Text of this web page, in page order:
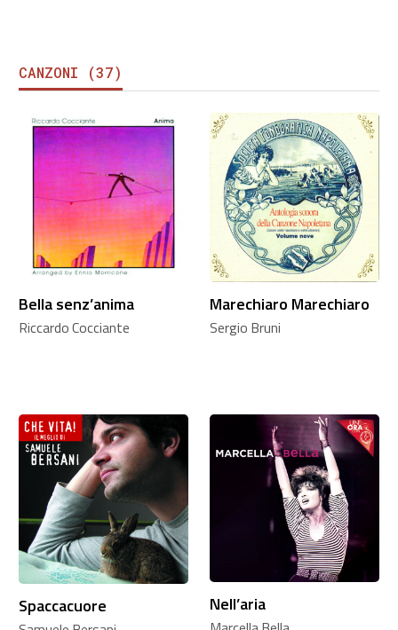
CANZONI (37)
Bella senz’anima
Riccardo Cocciante
Marechiaro Marechiaro
Sergio Bruni
Spaccacuore Nell’aria